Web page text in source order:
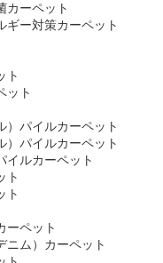
カーペット
ギー対策カーペット
ト
ット
）パイルカーペット
）パイルカーペット
イルカーペット
ト
ト
ーペット
ニム）カーペット